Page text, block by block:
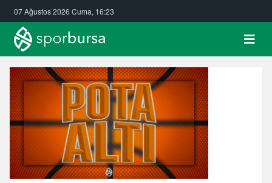
07 Ağustos 2026 Cuma, 16:23